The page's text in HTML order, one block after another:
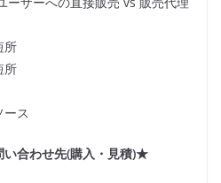
所
所
ース
合わせ先(購入・見積)★